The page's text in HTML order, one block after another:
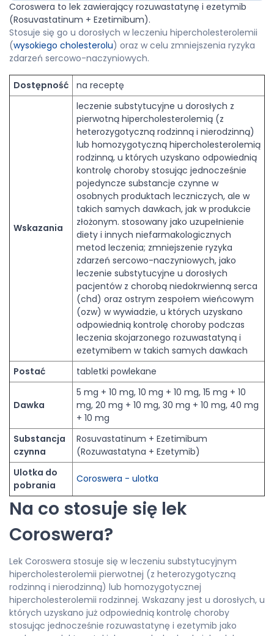
Coroswera to lek zawierający rozuwastatynę i ezetymib
(Rosuvastatinum + Ezetimibum).
Stosuje się go u dorosłych w leczeniu hipercholesterolemii
(wysokiego cholesterolu) oraz w celu zmniejszenia ryzyka
zdarzeń sercowo-naczyniowych.
Dostępność na receptę
Wskazania
leczenie substytucyjne u dorosłych z
pierwotną hipercholesterolemią (z
heterozygotyczną rodzinną i nierodzinną)
lub homozygotyczną hipercholesterolemią
rodzinną, u których uzyskano odpowiednią
kontrolę choroby stosując jednocześnie
pojedyncze substancje czynne w
osobnych produktach leczniczych, ale w
takich samych dawkach, jak w produkcie
złożonym. stosowany jako uzupełnienie
diety i innych niefarmakologicznych
metod leczenia; zmniejszenie ryzyka
zdarzeń sercowo-naczyniowych, jako
leczenie substytucyjne u dorosłych
pacjentów z chorobą niedokrwienną serca
(chd) oraz ostrym zespołem wieńcowym
(ozw) w wywiadzie, u których uzyskano
odpowiednią kontrolę choroby podczas
leczenia skojarzonego rozuwastatyną i
ezetymibem w takich samych dawkach
Postać
tabletki powlekane
Dawka
5 mg + 10 mg, 10 mg + 10 mg, 15 mg + 10
mg, 20 mg + 10 mg, 30 mg + 10 mg, 40 mg
+ 10 mg
Substancja
czynna
Rosuvastatinum + Ezetimibum
(Rozuwastatyna + Ezetymib)
Ulotka do
pobrania
Coroswera - ulotka
Na co stosuje się lek
Coroswera?
Lek Coroswera stosuje się w leczeniu substytucyjnym
hipercholesterolemii pierwotnej (z heterozygotyczną
rodzinną i nierodzinną) lub homozygotycznej
hipercholesterolemii rodzinnej. Wskazany jest u dorosłych, u
których uzyskano już odpowiednią kontrolę choroby
stosując jednocześnie rozuwastatynę i ezetymib jako